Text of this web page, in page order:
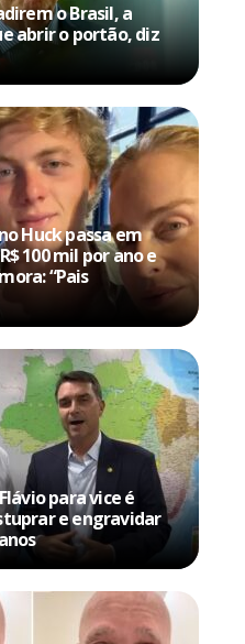
o Brasil, a
abrir o portão, diz
Huck passa em
100 mil por ano e
“Pais
para vice é
e engravidar